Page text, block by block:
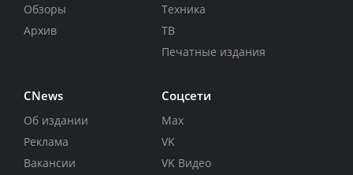
Обзоры
Архив
Техника
ТВ
Печатные издания
CNews
Об издании
Реклама
Вакансии
Соцсети
Max
VK
VK Видео